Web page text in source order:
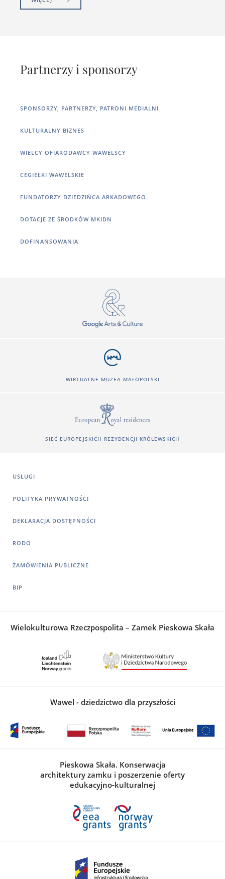
Partnerzy i sponsorzy
SPONSORZY, PARTNERZY, PATRONI MEDIALNI
KULTURALNY BIZNES
WIELCY OFIARODAWCY WAWELSCY
CEGIEŁKI WAWELSKIE
FUNDATORZY DZIEDZIŃCA ARKADOWEGO
DOTACJE ZE ŚRODKÓW MKIDN
DOFINANSOWANIA
WIRTUALNE MUZEA MAŁOPOLSKI
SIEĆ EUROPEJSKICH REZYDENCJI KRÓLEWSKICH
USŁUGI
POLITYKA PRYWATNOŚCI
DEKLARACJA DOSTĘPNOŚCI
RODO
ZAMÓWIENIA PUBLICZNE
BIP
Wielokulturowa Rzeczpospolita – Zamek Pieskowa Skała
Wawel - dziedzictwo dla przyszłości
Pieskowa Skała. Konserwacja
architektury zamku i poszerzenie oferty
edukacyjno-kulturalnej